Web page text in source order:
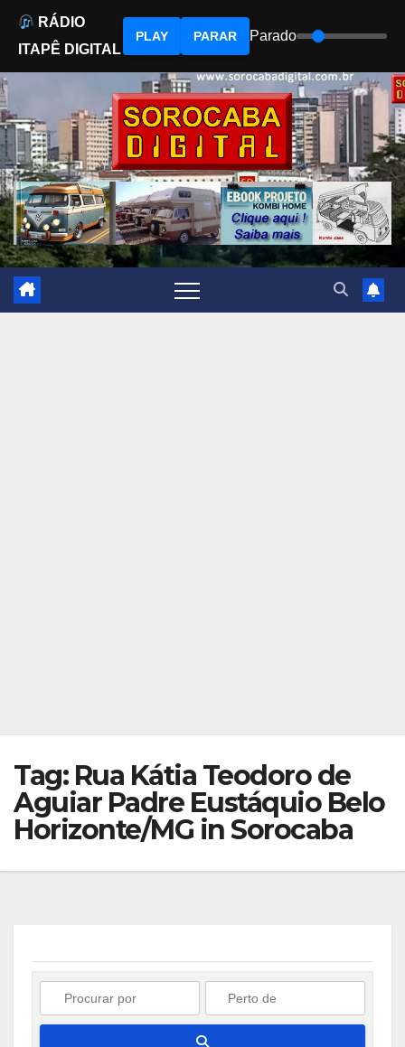
to
content
Tag: Rua Kátia Teodoro de
Aguiar Padre Eustáquio Belo
Horizonte/MG in Sorocaba
RÁDIO
ITAPÊ DIGITAL
PLAY PARAR Parado